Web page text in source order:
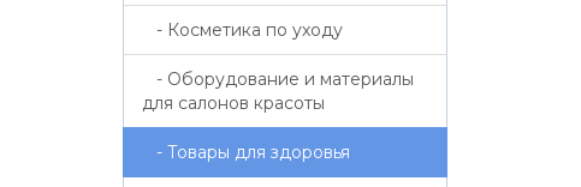
- Косметика по уходу
- Оборудование и материалы
для салонов красоты
- Товары для здоровья